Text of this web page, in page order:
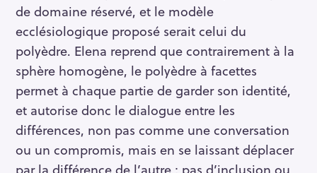
de domaine réservé, et le modèle
ecclésiologique proposé serait celui du
polyèdre. Elena reprend que contrairement à la
sphère homogène, le polyèdre à facettes
permet à chaque partie de garder son identité,
et autorise donc le dialogue entre les
différences, non pas comme une conversation
ou un compromis, mais en se laissant déplacer
par la différence de l’autre ; pas d’inclusion ou